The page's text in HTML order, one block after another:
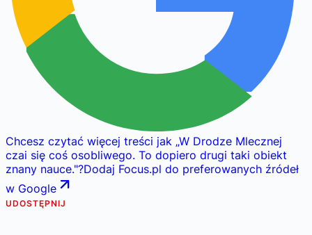
Chcesz czytać więcej treści jak „W Drodze Mlecznej
czai się coś osobliwego. To dopiero drugi taki obiekt
znany nauce."?Dodaj Focus.pl do preferowanych źródeł
w Google
UDOSTĘPNIJ